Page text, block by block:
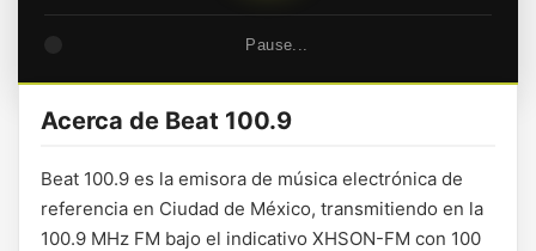
Pause...
Acerca de Beat 100.9
Beat 100.9 es la emisora de música electrónica de
referencia en Ciudad de México, transmitiendo en la
100.9 MHz FM bajo el indicativo XHSON-FM con 100